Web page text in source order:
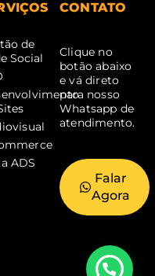
de
Social
ADS
CONTATO
Clique no
botão abaixo
e vá direto
para nosso
Whatsapp de
atendimento.
Falar
Agora